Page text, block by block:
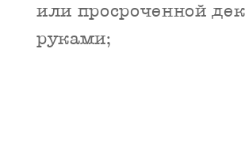
или просроченной
руками;